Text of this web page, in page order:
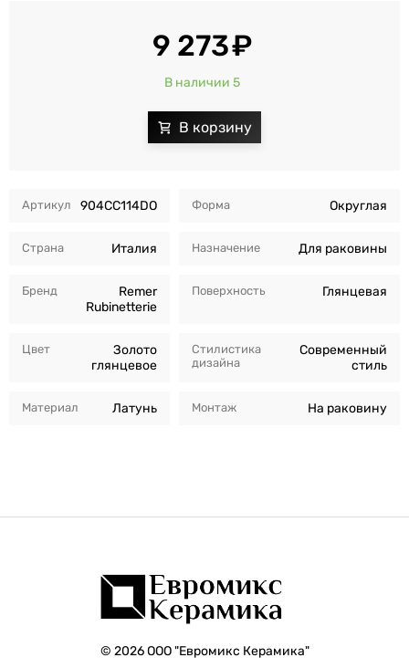
Артикул 904CC114DO
Страна Италия
Бренд
Remer
Rubinetterie
Цвет
Золото
глянцевое
Материал Латунь
Форма Округлая
Назначение Для раковины
Поверхность Глянцевая
Стилистика
дизайна
Современный
стиль
Монтаж На раковину
9 273
В наличии 5
© 2026 ООО "Евромикс Керамика"